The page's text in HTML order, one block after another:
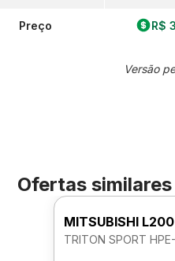
Preço R$
Versão
Ofertas
MITSUBISHI L200